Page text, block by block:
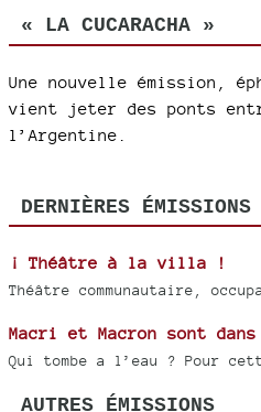
« LA CUCARACHA »
Une nouvelle émission,
vient jeter des ponts
l’Argentine.
DERNIÈRES ÉMISSIONS
¡ Théâtre à la villa !
Théâtre communautaire,
Macri et Macron sont dans
Qui tombe a l’eau ? Pour
AUTRES ÉMISSIONS